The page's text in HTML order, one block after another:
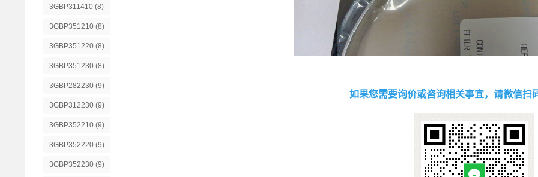
3GBP311410 (8)
3GBP351210 (8)
3GBP351220 (8)
3GBP351230 (8)
3GBP282230 (9)
3GBP312230 (9)
3GBP352210 (9)
3GBP352220 (9)
3GBP352230 (9)
如果您需要询价或咨询相关事宜，请微信扫